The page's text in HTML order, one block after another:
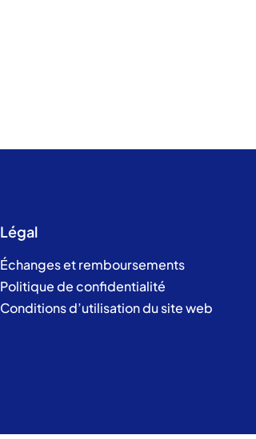
Légal
Échanges et remboursements
Politique de confidentialité
Conditions d’utilisation du site web